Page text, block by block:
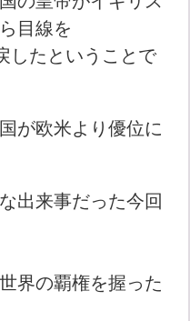
目線を
したということで
が欧米より優位に
出来事だった今回
界の覇権を握った